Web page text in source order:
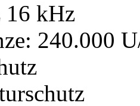
16 kHz
240.000